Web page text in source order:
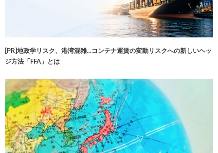
[PR]地政学リスク、港湾混雑…コンテナ運賃の変動リスクへの新しいヘッ
ジ方法「FFA」とは